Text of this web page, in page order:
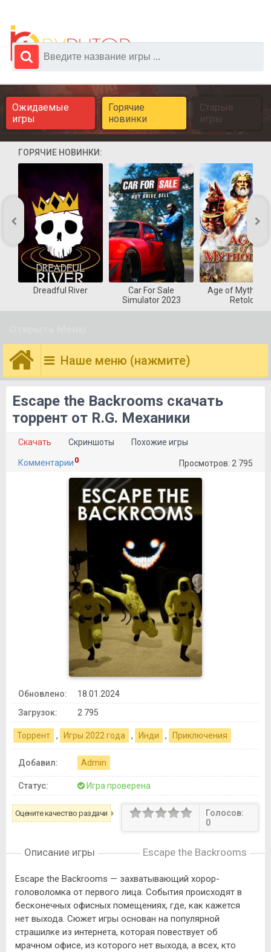
Ожидаемые
игры
Горячие
новинки
Старые
игры
ГОРЯЧИЕ НОВИНКИ:
Dreadful River
Car For Sale
Simulator 2023
Age of
Retold
Наше меню (нажмите)
Escape the Backrooms скачать
торрент от R.G. Механики
Скачать Скриншоты Похожие игры
Комментарии 0 Просмотров: 2 795
Обновлено:
18.01.2024
Загрузок:
2 795
Торрент , Игры 2022 года , Инди , Приключения
Добавил: Admin
Статус: Игра проверена
Оцените качество раздачи
Голосов:
0
Описание игры Escape the Backrooms
Escape the Backrooms — захватывающий хорор-
головоломка от первого лица. События происходят в
бесконечных офисных помещениях, где, как кажется
нет выхода. Сюжет игры основан на популярной
страшилке из интернета, которая повествует об
мрачном офисе, из которого нет выхода, а всех, кто